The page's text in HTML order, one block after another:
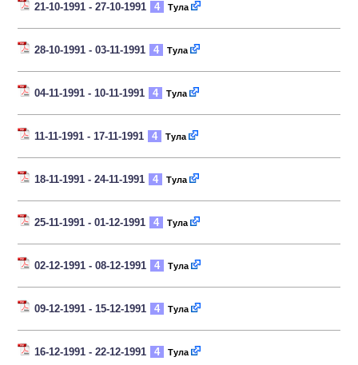
21-10-1991 - 27-10-1991 4 Тула
28-10-1991 - 03-11-1991 4 Тула
04-11-1991 - 10-11-1991 4 Тула
11-11-1991 - 17-11-1991 4 Тула
18-11-1991 - 24-11-1991 4 Тула
25-11-1991 - 01-12-1991 4 Тула
02-12-1991 - 08-12-1991 4 Тула
09-12-1991 - 15-12-1991 4 Тула
16-12-1991 - 22-12-1991 4 Тула